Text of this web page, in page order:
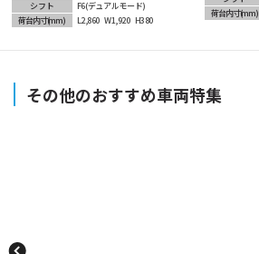
シフト
F6(デュアルモード)
荷台内寸(mm) L2,860 W1,920 H380
荷台内寸(mm)
その他のおすすめ車両特集